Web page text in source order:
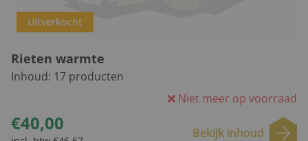
Uitverkocht
Rieten warmte
Inhoud: 17 producten
Niet meer op voorraad
€40,00 Bekijk inhoud